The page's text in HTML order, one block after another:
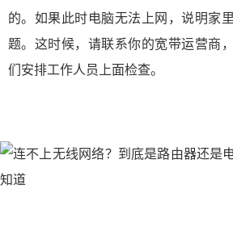
的。如果此时电脑无法上网，说明家
题。这时候，请联系你的宽带运营商
们安排工作人员上面检查。